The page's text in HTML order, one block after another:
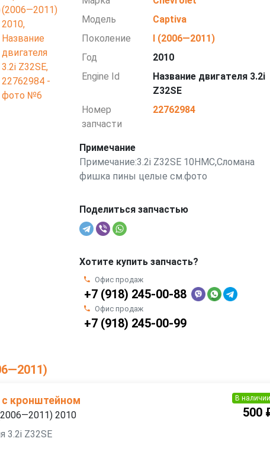
Модель
Captiva
Поколение
I (2006—2011)
Год
2010
Engine Id
Название двигателя 3.2i
Z32SE
Номер
запчасти
22762984
Примечание
Примечание:3.2i Z32SE 10HMC,Сломана
фишка пины целые см.фото
Поделиться запчастью
Хотите купить запчасть?
Офис продаж
+7 (918) 245-00-88
Офис продаж
+7 (918) 245-00-99
с кронштейном
2010
3.2i Z32SE
В наличии
500